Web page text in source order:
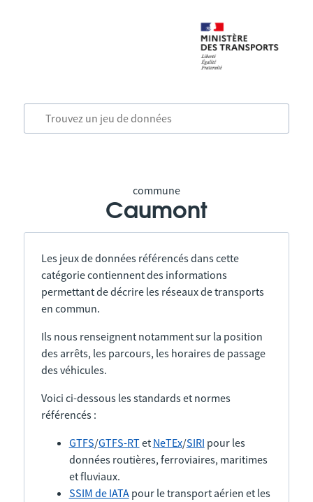
commune
Caumont
Les jeux de données référencés dans cette
catégorie contiennent des informations
permettant de décrire les réseaux de transports
en commun.
Ils nous renseignent notamment sur la position
des arrêts, les parcours, les horaires de passage
des véhicules.
Voici ci-dessous les standards et normes
référencés :
GTFS/GTFS-RTet NeTEx/SIRI pour les
données routières, ferroviaires, maritimes
et fluviaux.
SSIM de IATApour le transport aérien et les